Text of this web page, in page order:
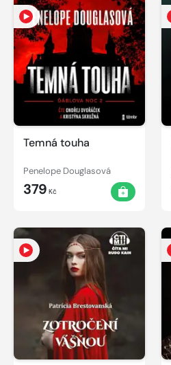
Temná touha
Penelope Douglasová
379 Kč